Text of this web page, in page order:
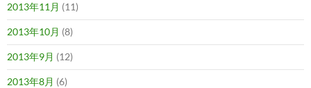
2013年11月 (11)
2013年10月 (8)
2013年9月 (12)
2013年8月 (6)